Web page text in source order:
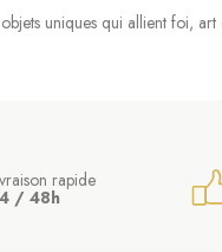
uniques qui allient foi, art
rapide
/ 48h